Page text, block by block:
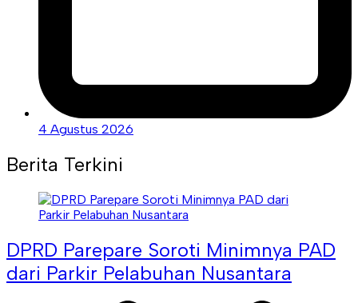
4 Agustus 2026
Berita Terkini
DPRD Parepare Soroti Minimnya PAD
dari Parkir Pelabuhan Nusantara